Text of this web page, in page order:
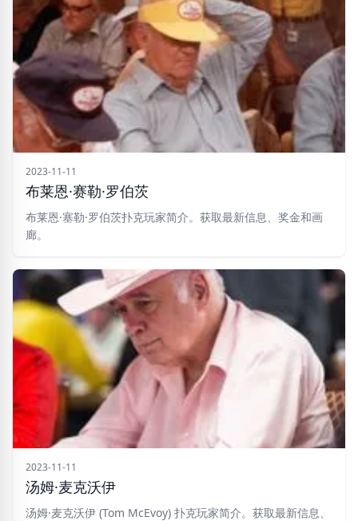
2023-11-11
布莱恩·赛勒·罗伯茨
布莱恩·塞勒·罗伯茨扑克玩家简介。获取最新信息、奖金和画
廊。
2023-11-11
汤姆·麦克沃伊
汤姆·麦克沃伊 (Tom McEvoy) 扑克玩家简介。获取最新信息、